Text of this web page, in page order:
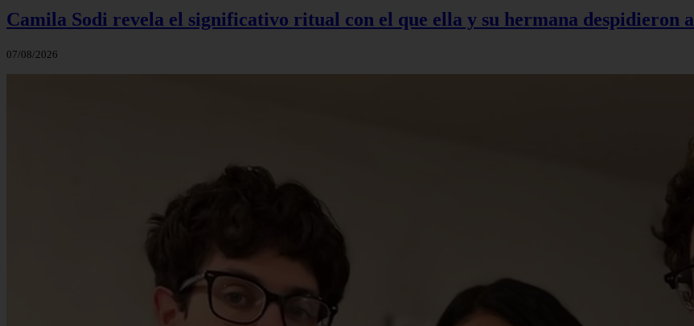
Camila Sodi revela el significativo ritual con el que ella y su hermana despidieron
07/08/2026